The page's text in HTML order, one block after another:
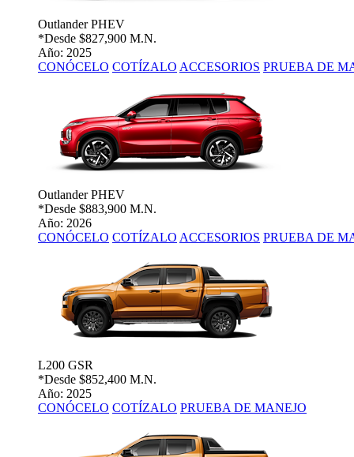
Outlander PHEV
*Desde $827,900 M.N.
Año: 2025
CONÓCELO COTÍZALO ACCESORIOS PRUEBA DE
Outlander PHEV
*Desde $883,900 M.N.
Año: 2026
CONÓCELO COTÍZALO ACCESORIOS PRUEBA DE
L200 GSR
*Desde $852,400 M.N.
Año: 2025
CONÓCELO COTÍZALO PRUEBA DE MANEJO